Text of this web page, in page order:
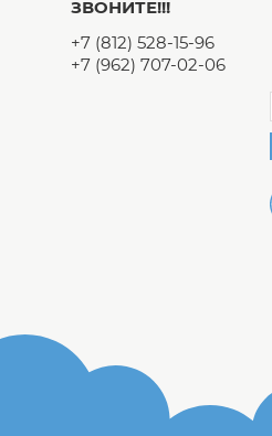
ЗВОНИТЕ!!!
+7 (812) 528-15-96
+7 (962) 707-02-06